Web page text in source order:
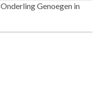
Genoegen in